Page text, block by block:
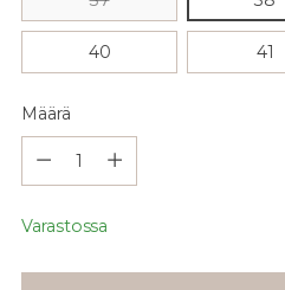
40 41
Määrä
Varastossa